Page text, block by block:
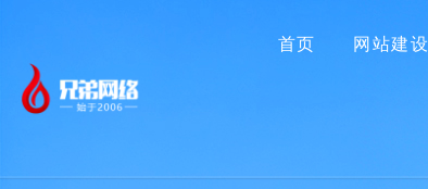
首页 网站建设